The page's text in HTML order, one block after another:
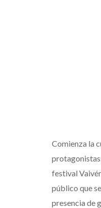
Comienza la
festival
público que
presencia de